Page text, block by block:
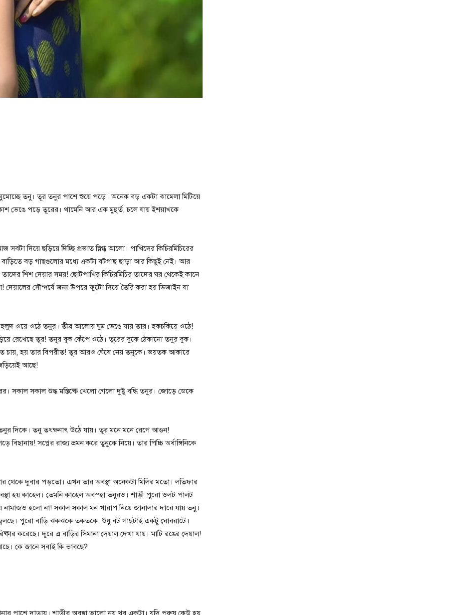
তনু। তূর তনুর পাশে শুয়ে পড়ে। অনেক বড় একটা ঝামেলা মিটিয়ে
ভেঙে পড়ে তূরের। থামেনি আর এক মুহুর্ত, চলে যায় ইশয়াখকে
দিয়ে ছড়িয়ে দিচ্ছি প্রভাত স্নিগ্ধ আলো। পাখিদের কিচিরমিচিরের
বড় গাছগুলোর মধ্যে একটা বটগাছ ছাড়া আর কিছুই নেই। আর
তাদের শিশ দেয়ার সময়! ছোটপাখির কিচিরমিচির তাদের ঘর থেকেই কানে
দেয়ালের সৌন্দর্যে জন্য উপরে ফুটো দিয়ে তৈরি করা হয় ডিজাইন যা
ওয়ে ওঠে তনুর। তীব্র আলোয় ঘুম ভেঙে যায় তার। হকচকিয়ে ওঠে!
রেখেছে তূর! তনুর বুক কেঁপে ওঠে। তূরের বুকে ঠেকানো তনুর বুক।
চায়, হয় তার বিপরীত! তূর আরও ঘেঁষে নেয় তনুকে। ভয়তক আকারে
আছে!
সকাল সকাল শুদ্ধ মস্তিষ্কে খেলো গেলো দুষ্টু বদ্ধি তনুর। জোড়ে ডেকে
দিকে। তনু তৎক্ষনাৎ উঠে যায়। তূর মনে মনে রেগে আগুন!
সপ্নের রাজ্য ভ্রমন করে তুনুকে নিয়ে। তার পিচ্চি অর্ধাঙ্গিনিকে
থেকে দুবার পড়তো। এখন তার অবস্থা অনেকটা মিলির মতো। লতিফার
হয় কাহেল। তেমনি কাহেল অবস্হা তনুরও। শাড়ী পুরো ওলট পালট
হলো না! সকাল সকাল মন খারাপ নিয়ে জানালার দারে যায় তনু।
পুরো বাড়ি ঝকঝকে তকতকে, শুধু বট গাছটাই একটু ঘোবরাটে।
করেছে। দূরে এ বাড়ির সিমানা দেয়াল দেখা যায়। মাটি রঙের দেয়াল!
কে জানে সবাই কি ভাবছে?
পাশে দাড়ায়। শাড়ীর অবস্থা ভালো নয় খুব একটা। যদি পুরুষ কেউ হয়